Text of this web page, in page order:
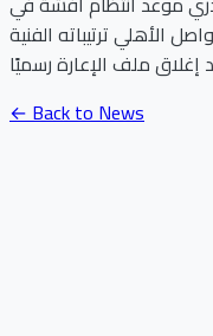
الأهلي ترتيباته الفنية
← Back to News